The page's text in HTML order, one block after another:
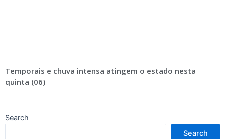
Temporais e chuva intensa atingem o estado nesta
quinta (06)
Search
Search